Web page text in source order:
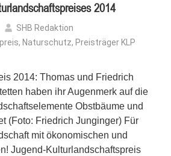
2014
SHB Redaktion
, Naturschutz, Preisträger KLP
2014: Thomas und Friedrich
haben ihr Augenmerk auf die
Obstbäume und
(Foto: Friedrich Junginger) Für
mit ökonomischen und
Jugend-Kulturlandschaftspreis